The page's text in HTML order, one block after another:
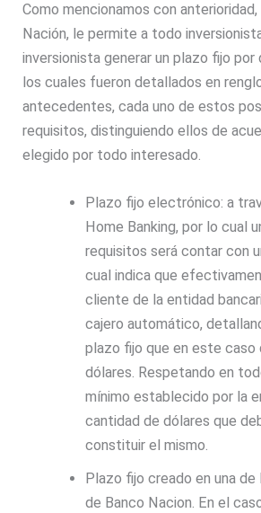
Como mencionamos con anterioridad,
Nación, le permite a todo
inversionista generar un plazo fijo por
los cuales fueron detallados en
antecedentes, cada uno de estos
requisitos, distinguiendo ellos de
elegido por todo interesado.
Plazo fijo electrónico: a
Home Banking, por lo cual
requisitos será contar con
cual indica que
cliente de la entidad
cajero automático,
plazo fijo que en este caso
dólares. Respetando en
mínimo establecido por la
cantidad de dólares que
constituir el mismo.
Plazo fijo creado en una
de Banco Nacion. En el